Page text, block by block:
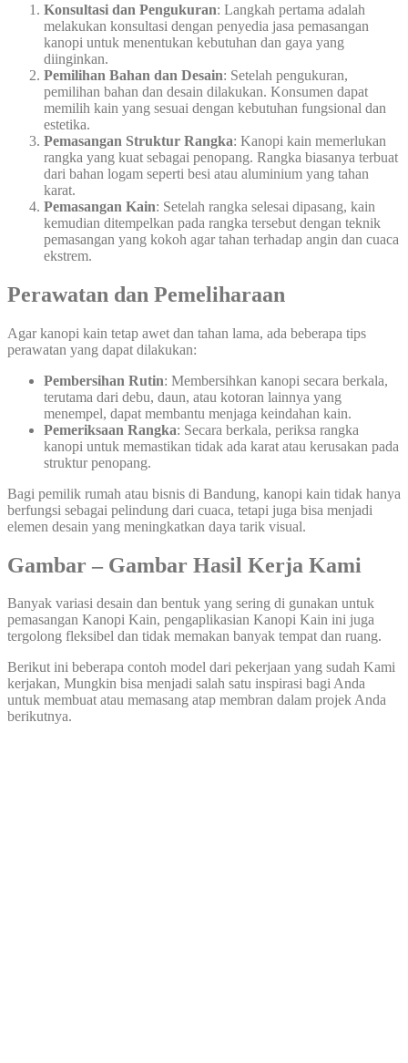
Konsultasi dan Pengukuran: Langkah pertama adalah
melakukan konsultasi dengan penyedia jasa pemasangan
kanopi untuk menentukan kebutuhan dan gaya yang
diinginkan.
Pemilihan Bahan dan Desain: Setelah pengukuran,
pemilihan bahan dan desain dilakukan. Konsumen dapat
memilih kain yang sesuai dengan kebutuhan fungsional dan
estetika.
Pemasangan Struktur Rangka: Kanopi kain memerlukan
rangka yang kuat sebagai penopang. Rangka biasanya terbuat
dari bahan logam seperti besi atau aluminium yang tahan
karat.
Pemasangan Kain: Setelah rangka selesai dipasang, kain
kemudian ditempelkan pada rangka tersebut dengan teknik
pemasangan yang kokoh agar tahan terhadap angin dan cuaca
ekstrem.
Perawatan dan Pemeliharaan
Agar kanopi kain tetap awet dan tahan lama, ada beberapa tips
perawatan yang dapat dilakukan:
Pembersihan Rutin: Membersihkan kanopi secara berkala,
terutama dari debu, daun, atau kotoran lainnya yang
menempel, dapat membantu menjaga keindahan kain.
Pemeriksaan Rangka: Secara berkala, periksa rangka
kanopi untuk memastikan tidak ada karat atau kerusakan pada
struktur penopang.
Bagi pemilik rumah atau bisnis di Bandung, kanopi kain tidak hanya
berfungsi sebagai pelindung dari cuaca, tetapi juga bisa menjadi
elemen desain yang meningkatkan daya tarik visual.
Gambar – Gambar Hasil Kerja Kami
Banyak variasi desain dan bentuk yang sering di gunakan untuk
pemasangan Kanopi Kain, pengaplikasian Kanopi Kain ini juga
tergolong fleksibel dan tidak memakan banyak tempat dan ruang.
Berikut ini beberapa contoh model dari pekerjaan yang sudah Kami
kerjakan, Mungkin bisa menjadi salah satu inspirasi bagi Anda
untuk membuat atau memasang atap membran dalam projek Anda
berikutnya.